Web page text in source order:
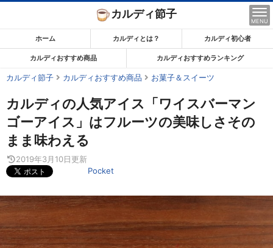
ン
ま
で
ス
キ
ッ
プ
す
カルディ節子
MENU
ホーム カルディとは？ カルディ初心者
カルディおすすめ商品 カルディおすすめランキング
カルディ節子 カルディおすすめ商品 お菓子＆スイーツ
カルディの人気アイス「ワイスバーマン
ゴーアイス」はフルーツの美味しさその
まま味わえる
2019年3月10日更新
Pocket